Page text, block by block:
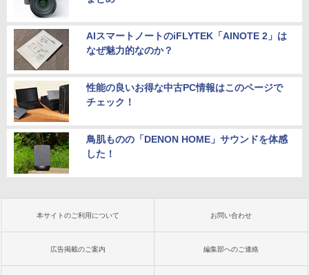
AIスマートノートのiFLYTEK「AINOTE 2」は
なぜ魅力的なのか？
性能の良いお得な中古PC情報はこのページで
チェック！
鳥肌ものの「DENON HOME」サウンドを体感
した！
本サイトのご利用について お問い合わせ
広告掲載のご案内 編集部へのご連絡